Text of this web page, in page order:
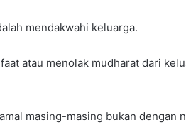
mendakwahi keluarga.
atau menolak mudharat dari
masing-masing bukan dengan